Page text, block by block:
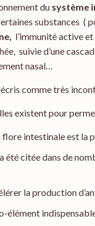
du système
substances (
l’immunité active
suivie d’une
nasal…
comme très
existent pour
flore intestinale est la
été citée dans de
la production
élément